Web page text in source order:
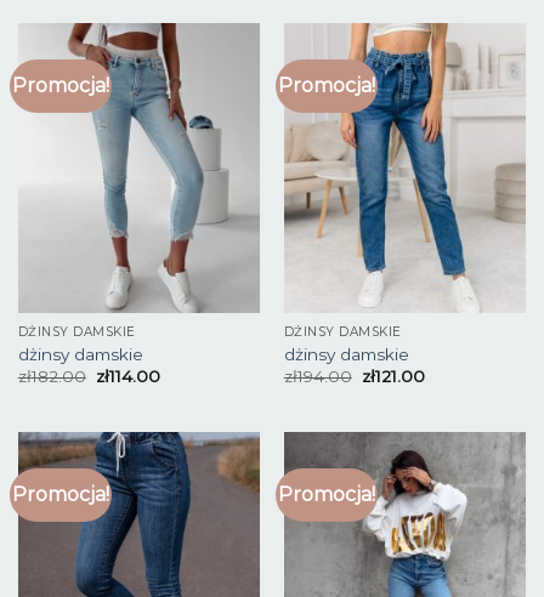
Promocja!
DŻINSY DAMSKIE
dżinsy damskie
zł182.00 zł114.00
Promocja!
DŻINSY DAMSKIE
dżinsy damskie
zł194.00 zł121.00
Promocja! Promocja!